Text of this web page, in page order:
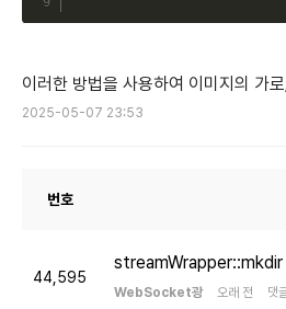
이러한 방법을 사용하여 이미지의 가
2025-05-07 23:53
번호
44,595
streamWrapper::mkdir
WebSocket광 오래 전 댓